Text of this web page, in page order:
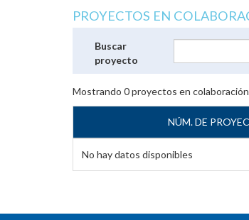
PROYECTOS EN
Buscar
proyecto
Mostrando 0proyectos en colaboración
NÚM. DE
No hay datos disponibles